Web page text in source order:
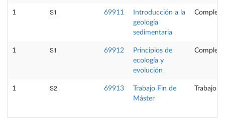
1 S1 69911
Introducción a la
geología
sedimentaria
1 S1 69912
Principios de
ecología y
evolución
1 S2 69913
Trabajo Fin de
Máster
Trabajo